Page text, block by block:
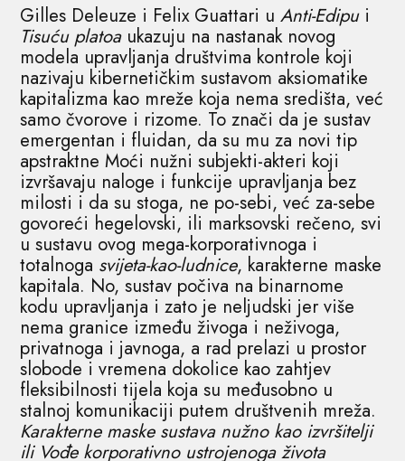
Gilles Deleuze i Felix Guattari uAnti-Edipu i
Tisuću platoaukazuju na nastanak novog
modela upravljanja društvima kontrole koji
nazivaju kibernetičkim sustavom aksiomatike
kapitalizma kao mreže koja nema središta, već
samo čvorove i rizome. To znači da je sustav
emergentan i fluidan, da su mu za novi tip
apstraktne Moći nužni subjekti-akteri koji
izvršavaju naloge i funkcije upravljanja bez
milosti i da su stoga, ne po-sebi, već za-sebe
govoreći hegelovski, ili marksovski rečeno, svi
u sustavu ovog mega-korporativnoga i
totalnoga svijeta-kao-ludnice, karakterne maske
kapitala. No, sustav počiva na binarnome
kodu upravljanja i zato je neljudski jer više
nema granice između živoga i neživoga,
privatnoga i javnoga, a rad prelazi u prostor
slobode i vremena dokolice kao zahtjev
fleksibilnosti tijela koja su međusobno u
stalnoj komunikaciji putem društvenih mreža.
Karakterne maske sustava nužno kao izvršitelji
ili Vođe korporativno ustrojenoga života